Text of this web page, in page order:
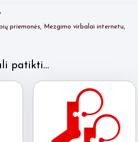
priemonės, Mezgimo virbalai internetu,
patikti…